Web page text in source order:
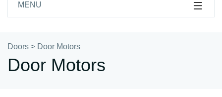
MENU
Doors > Door Motors
Door Motors